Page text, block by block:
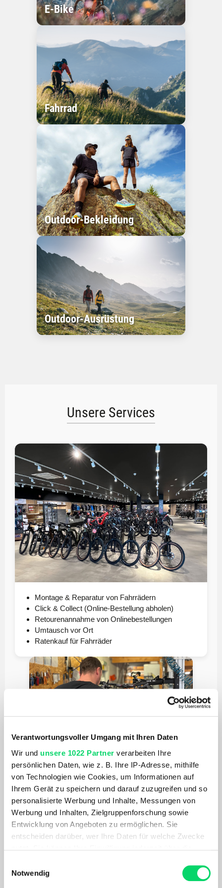
Verantwortungsvoller Umgang mit Ihren Daten
Wir und unsere 1022 Partner verarbeiten Ihre
persönlichen Daten, wie z. B. Ihre IP-Adresse, mithilfe
von Technologien wie Cookies, um Informationen auf
Ihrem Gerät zu speichern und darauf zuzugreifen und so
personalisierte Werbung und Inhalte, Messungen von
Werbung und Inhalten, Zielgruppenforschung sowie
Entwicklung von Angeboten zu ermöglichen. Sie
entscheiden darüber, wer Ihre Daten für welche Zwecke
Trigger Symbol ändern oder widerrufen
Notwendig
E-Bike
Fahrrad
Outdoor-Bekleidung
Outdoor-Ausrüstung
Unsere Services
Montage & Reparatur von Fahrrädern
Click & Collect (Online-Bestellung abholen)
Retourenannahme von Onlinebestellungen
Umtausch vor Ort
Ratenkauf für Fahrräder
Weitere Infos zur Fahrradwerkstatt